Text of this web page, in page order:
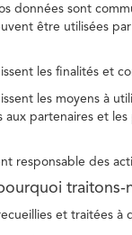
données sont
être utilisées
les finalités et
les moyens à
partenaires et
responsable des
traitons-
et traitées à